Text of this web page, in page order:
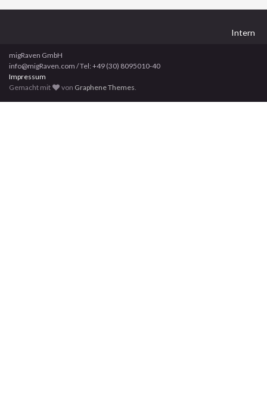
Intern
migRaven GmbH
info@migRaven.com / Tel: +49 (30) 8095010-40
Impressum
Gemacht mit
von Graphene Themes.